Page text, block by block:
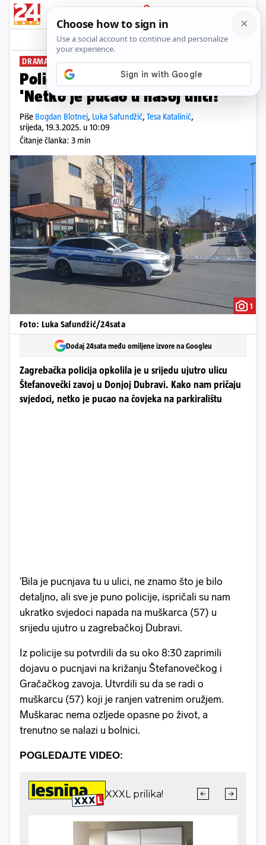
PRIJAVA
News Komentari
DRAMA U ZAGREBU
Policija blokirala Dubravu:
'Netko je pucao u našoj ulici!'
Piše Bogdan Blotnej, Luka Safundžić, Tesa Katalinić,
srijeda, 19.3.2025. u 10:09
Čitanje članka: 3 min
1
Foto: Luka Safundžić/24sata
Dodaj 24sata među omiljene izvore na Googleu
Zagrebačka policija opkolila je u srijedu ujutro ulicu
Štefanovečki zavoj u Donjoj Dubravi. Kako nam pričaju
svjedoci, netko je pucao na čovjeka na parkiralištu
'Bila je pucnjava tu u ulici, ne znamo što je bilo
detaljno, ali sve je puno policije, ispričali su nam
ukratko svjedoci napada na muškarca (57) u
srijedu ujutro u zagrebačkoj Dubravi.
Iz policije su potvrdili da su oko 8:30 zaprimili
dojavu o pucnjavi na križanju Štefanovečkog i
Gračačkog zavoja. Utvrdili su da se radi o
muškarcu (57) koji je ranjen vatrenim oružjem.
Muškarac nema ozljede opasne po život, a
trenutno se nalazi u bolnici.
POGLEDAJTE VIDEO: